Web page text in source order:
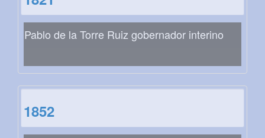
Pablo de la Torre Ruiz gobernador interino
1852